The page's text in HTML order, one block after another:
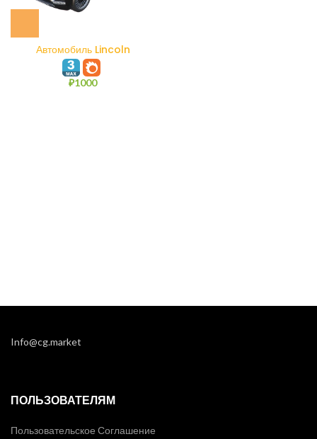
Автомобиль Lincoln
Navigator
₽1000
Info@cg.market
ПОЛЬЗОВАТЕЛЯМ
Пользовательское Соглашение